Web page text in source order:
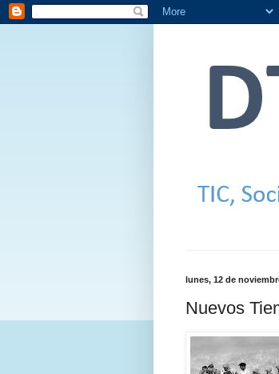
lunes, 12 de
Nuevos